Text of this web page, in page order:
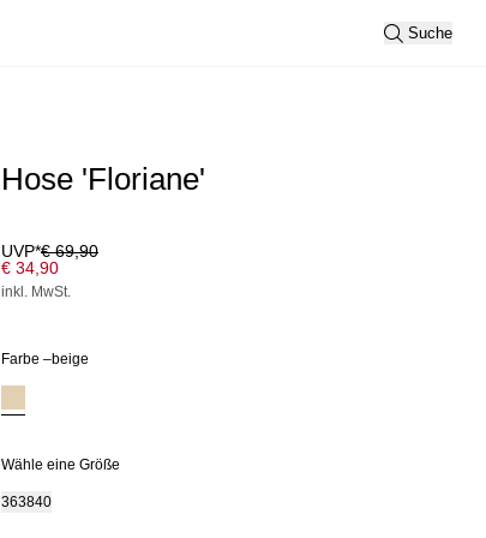
Suche
Hose 'Floriane'
UVP*€ 69,90
€ 34,90
inkl. MwSt.
Farbe –beige
Wähle eine Größe
363840